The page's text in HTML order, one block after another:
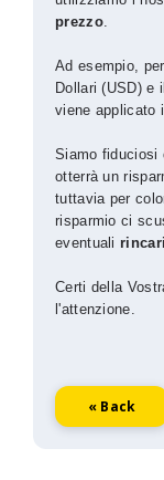
prezzo.
Ad esempio,
Dollari (USD) e
viene applicato il
Siamo fiduciosi
otterrà un
tuttavia per
risparmio ci
eventuali rincari
Certi della
l'attenzione.
« Back